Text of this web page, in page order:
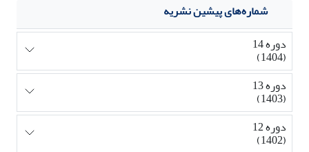
شماره‌های پیشین نشریه
دوره 14
(1404)
دوره 13
(1403)
دوره 12
(1402)